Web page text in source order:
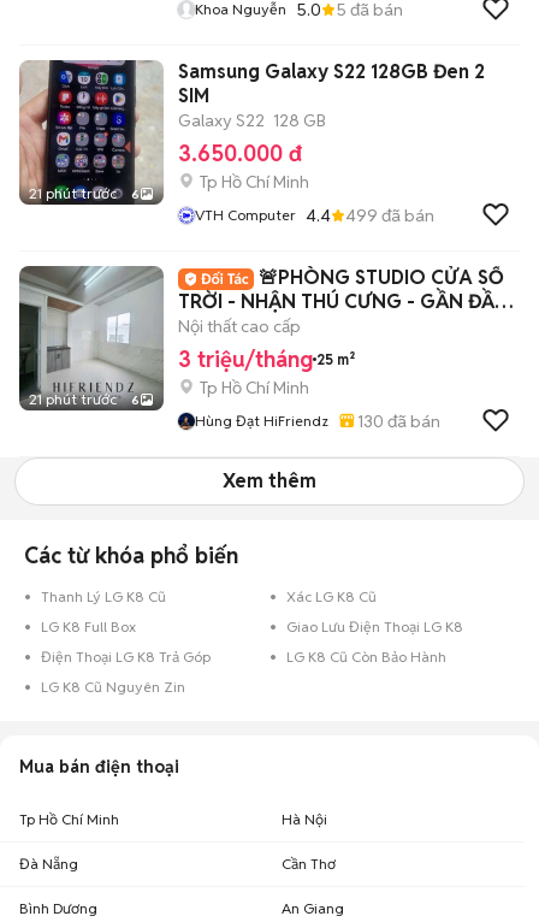
Khoa Nguyễn 5.0 5 đã bán
21 phút trước 6
Samsung Galaxy S22 128GB Đen 2
SIM
Galaxy S22 128 GB
3.650.000 đ
Tp Hồ Chí Minh
VTH Computer 4.4 499 đã bán
21 phút trước 6
🚨PHÒNG STUDIO CỬA SỔ
TRỜI - NHẬN THÚ CƯNG - GẦN ĐẦM
SEN - 5P HIU - VHU
Nội thất cao cấp
3 triệu/tháng 25 m²
Tp Hồ Chí Minh
Hùng Đạt HiFriendz 130 đã bán
Xem thêm
Các từ khóa phổ biến
Thanh Lý LG K8 Cũ
Xác LG K8 Cũ
LG K8 Full Box
Giao Lưu Điện Thoại LG K8
Điện Thoại LG K8 Trả Góp
LG K8 Cũ Còn Bảo Hành
LG K8 Cũ Nguyên Zin
Mua bán điện thoại
Tp Hồ Chí Minh Hà Nội
Đà Nẵng Cần Thơ
Bình Dương
An Giang